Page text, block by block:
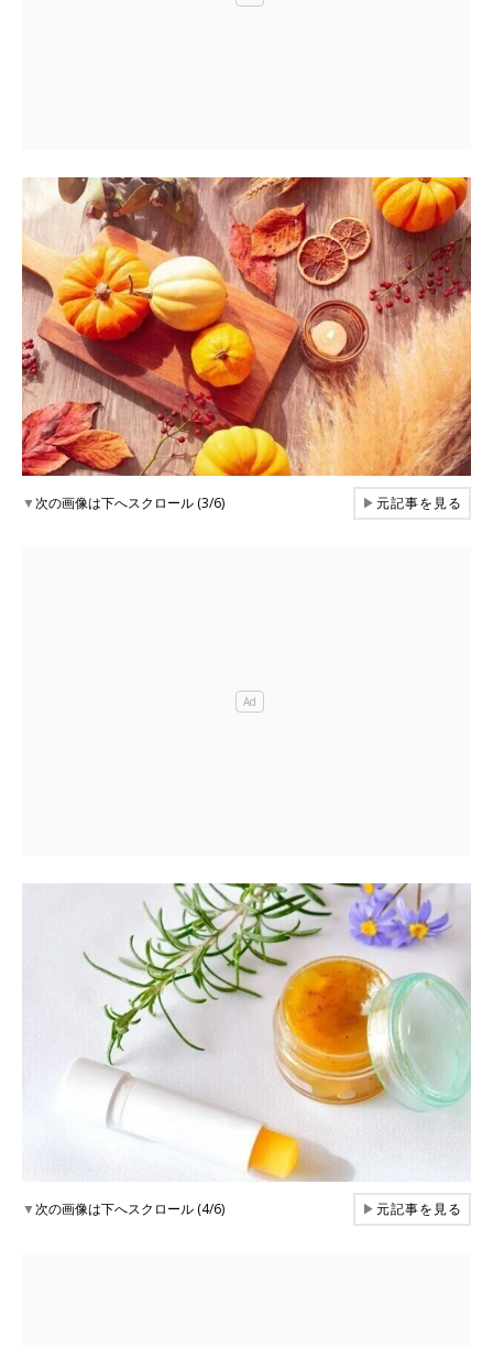
▼次の画像は下へスクロール (3/6) ▶元記事を見る
▼次の画像は下へスクロール (4/6) ▶元記事を見る